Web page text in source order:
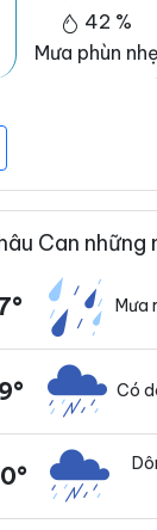
42 %
Mưa phùn nhẹ
Can những
Mưa
Có